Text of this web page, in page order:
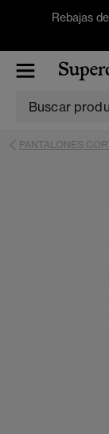
Rebajas
PANTALONES